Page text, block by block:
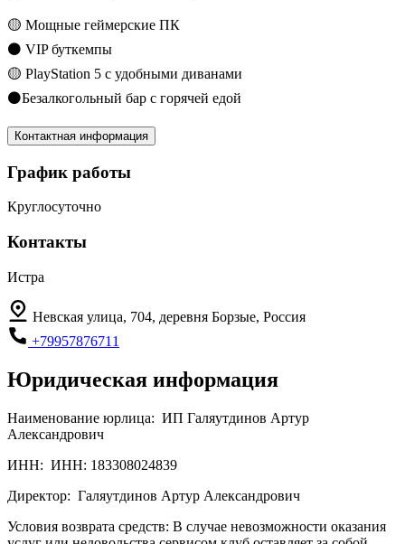
🟡 Мощные геймерские ПК
⚫ VIP буткемпы
🟡 PlayStation 5 с удобными диванами
⚫️Безалкогольный бар с горячей едой
Контактная информация
График работы
Круглосуточно
Контакты
Истра
Невская улица, 704, деревня Борзые, Россия
+79957876711
Юридическая информация
Наименование юрлица: ИП Галяутдинов Артур
Александрович
ИНН: ИНН: 183308024839
Директор: Галяутдинов Артур Александрович
Условия возврата средств: В случае невозможности оказания